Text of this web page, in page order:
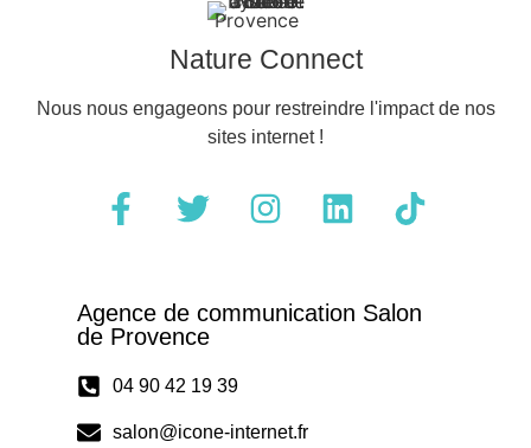
Nature Connect
Nous nous engageons pour restreindre l'impact de nos
sites internet !
Agence de communication Salon
de Provence
04 90 42 19 39
salon@icone-internet.fr